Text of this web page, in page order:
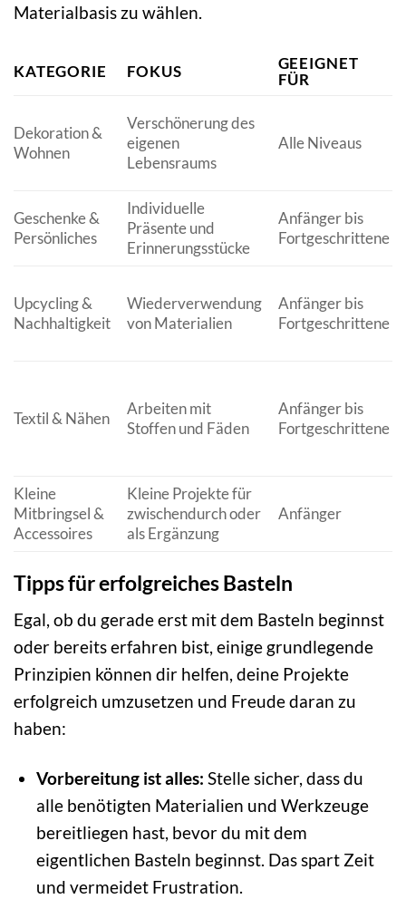
Materialbasis zu wählen.
KATEGORIE FOKUS
GEEIGNET
FÜR
Dekoration &
Wohnen
Verschönerung des
eigenen
Lebensraums
Alle Niveaus
Geschenke &
Persönliches
Individuelle
Präsente und
Erinnerungsstücke
Anfänger bis
Fortgeschrittene
Upcycling &
Nachhaltigkeit
Wiederverwendung
von Materialien
Anfänger bis
Fortgeschrittene
Textil & Nähen
Arbeiten mit
Stoffen und Fäden
Anfänger bis
Fortgeschrittene
Kleine
Mitbringsel &
Accessoires
Kleine Projekte für
zwischendurch oder
als Ergänzung
Anfänger
Tipps für erfolgreiches Basteln
Egal, ob du gerade erst mit dem Basteln beginnst
oder bereits erfahren bist, einige grundlegende
Prinzipien können dir helfen, deine Projekte
erfolgreich umzusetzen und Freude daran zu
haben:
Vorbereitung ist alles: Stelle sicher, dass du
alle benötigten Materialien und Werkzeuge
bereitliegen hast, bevor du mit dem
eigentlichen Basteln beginnst. Das spart Zeit
und vermeidet Frustration.